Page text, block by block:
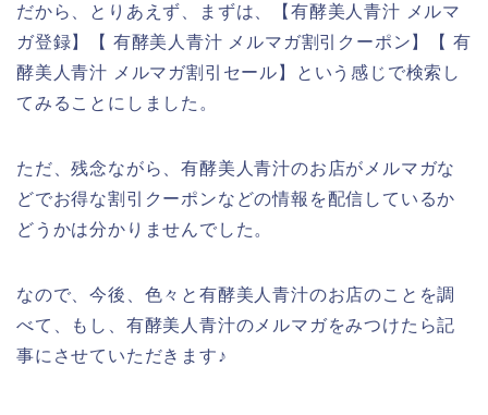
だから、とりあえず、まずは、【有酵美人青汁 メルマ
ガ登録】【 有酵美人青汁 メルマガ割引クーポン】【 有
酵美人青汁 メルマガ割引セール】という感じで検索し
てみることにしました。
ただ、残念ながら、有酵美人青汁のお店がメルマガな
どでお得な割引クーポンなどの情報を配信しているか
どうかは分かりませんでした。
なので、今後、色々と有酵美人青汁のお店のことを調
べて、もし、有酵美人青汁のメルマガをみつけたら記
事にさせていただきます♪